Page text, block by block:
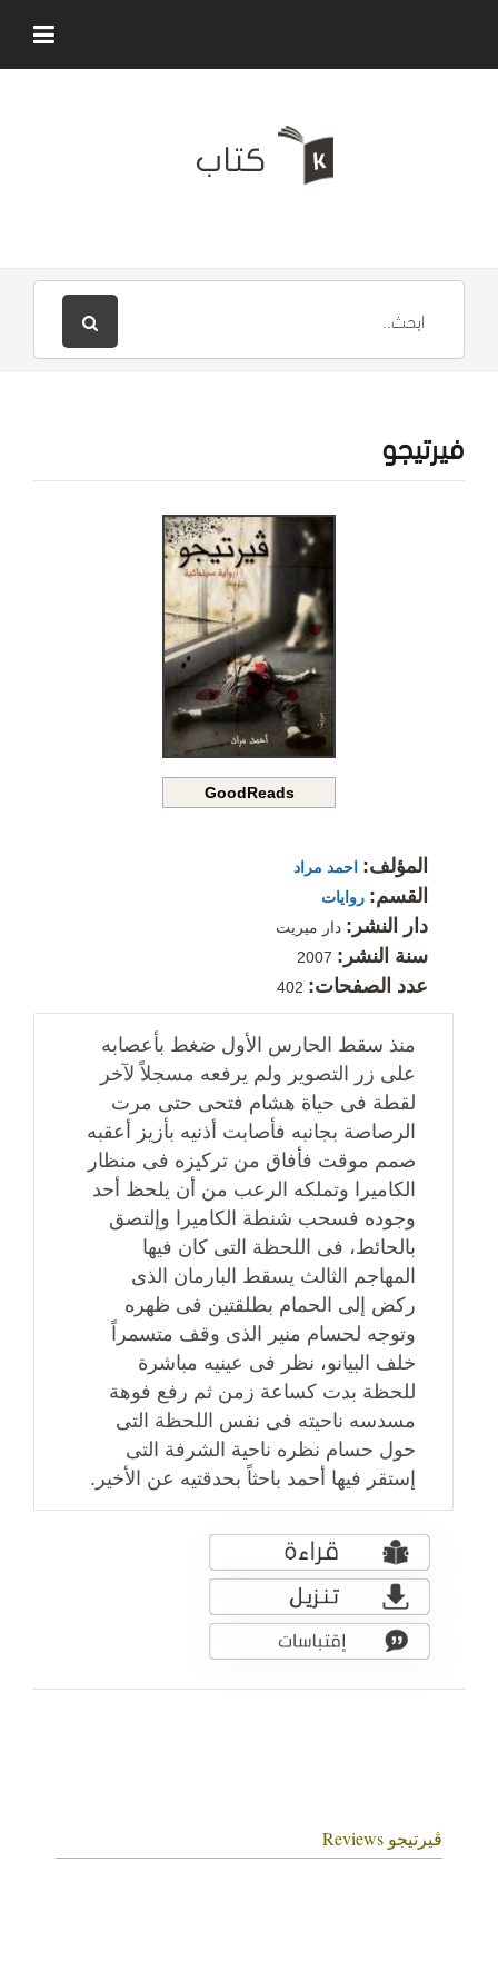
فيرتيجو
GoodReads
المؤلف: احمد مراد
القسم: روايات
دار النشر: دار ميريت
سنة النشر:
عدد الصفحات:
منذ سقط الحارس الأول ضغط بأعصابه
على زر التصوير ولم يرفعه مسجلاً لآخر
لقطة فى حياة هشام فتحى حتى مرت
الرصاصة بجانبه فأصابت أذنيه بأزيز أعقبه
صمم موقت فأفاق من تركيزه فى منظار
الكاميرا وتملكه الرعب من أن يلحظ أحد
وجوده فسحب شنطة الكاميرا وإلتصق
بالحائط، فى اللحظة التى كان فيها
المهاجم الثالث يسقط البارمان الذى
ركض إلى الحمام بطلقتين فى ظهره
وتوجه لحسام منير الذى وقف متسمراً
خلف البيانو، نظر فى عينيه مباشرة
للحظة بدت كساعة زمن ثم رفع فوهة
مسدسه ناحيته فى نفس اللحظة التى
حول حسام نظره ناحية الشرفة التى
إستقر فيها أحمد باحثاً بحدقتيه عن الأخير.
ڤيرتيجو Reviews